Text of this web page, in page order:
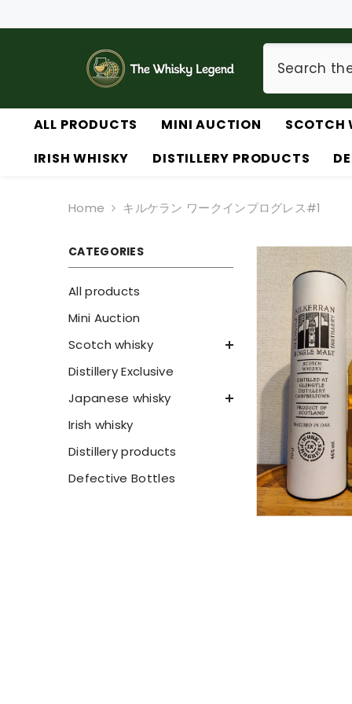
ALL PRODUCTS MINI AUCTION SCOTCH
IRISH WHISKY
DISTILLERY PRODUCTS
Home キルケラン ワークインプログレス#1
CATEGORIES
All products
Mini Auction
Scotch whisky
Distillery Exclusive
Japanese whisky
Irish whisky
Distillery products
Defective Bottles